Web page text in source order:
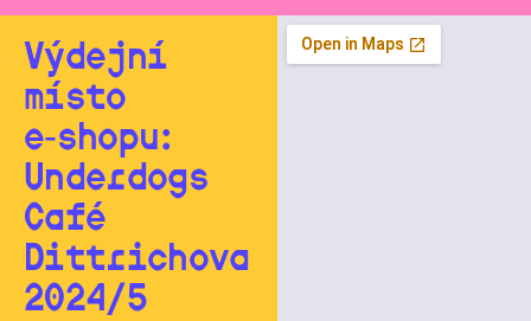
Výdejní
místo
e‑shopu:
Underdogs
Café
Dittrichova
2024/5